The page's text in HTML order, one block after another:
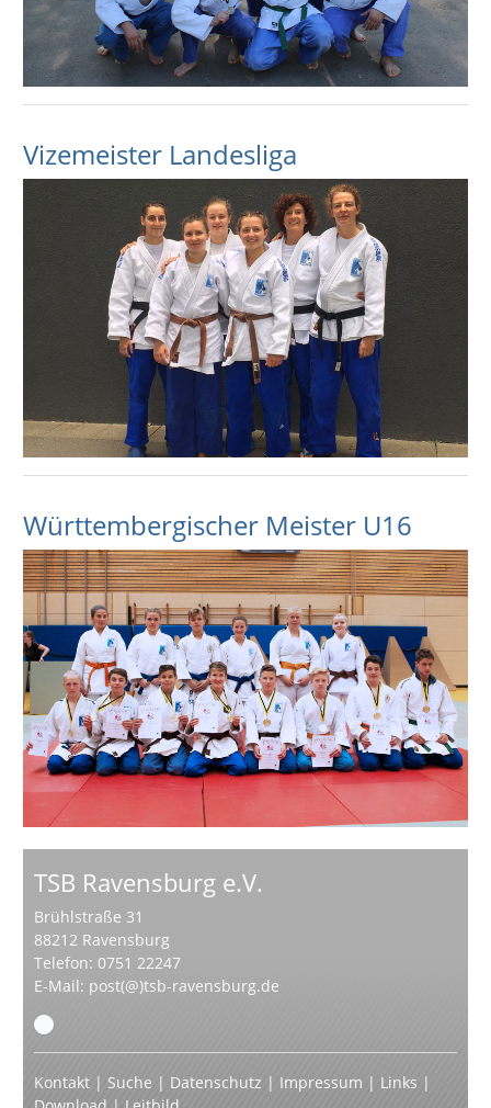
Vizemeister Landesliga
Württembergischer Meister U16
TSB Ravensburg e.V.
Brühlstraße 31
88212 Ravensburg
Telefon: 0751 22247
E-Mail: post(@)tsb-ravensburg.de
Kontakt | Suche | Datenschutz | Impressum | Links |